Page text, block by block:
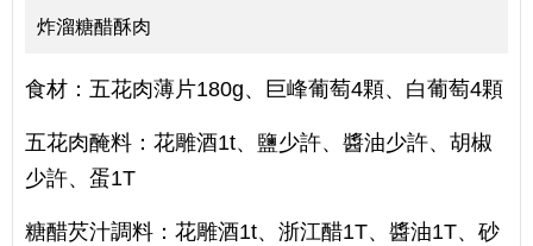
炸溜糖醋酥肉
食材：五花肉薄片180g、巨峰葡萄4顆、白葡萄4顆
五花肉醃料：花雕酒1t、鹽少許、醬油少許、胡椒
少許、蛋1T
糖醋芡汁調料：花雕酒1t、浙江醋1T、醬油1T、砂